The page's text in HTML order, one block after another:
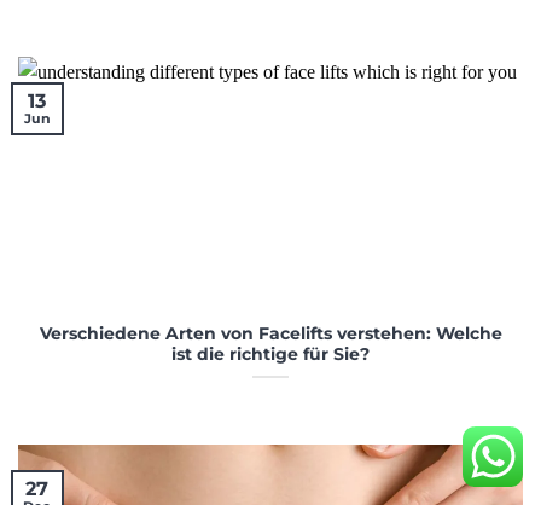
Verschiedene Arten von Facelifts verstehen: Welche
ist die richtige für Sie?
13
Jun
27